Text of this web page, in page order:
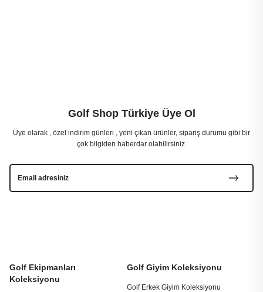
Golf Ekipmanları
Koleksiyonu
Golf Giyim Koleksiyonu
Golf Erkek Giyim Koleksiyonu
Golf Shop Türkiye Üye Ol
Üye olarak , özel indirim günleri , yeni çıkan ürünler, sipariş durumu gibi bir
çok bilgiden haberdar olabilirsiniz.